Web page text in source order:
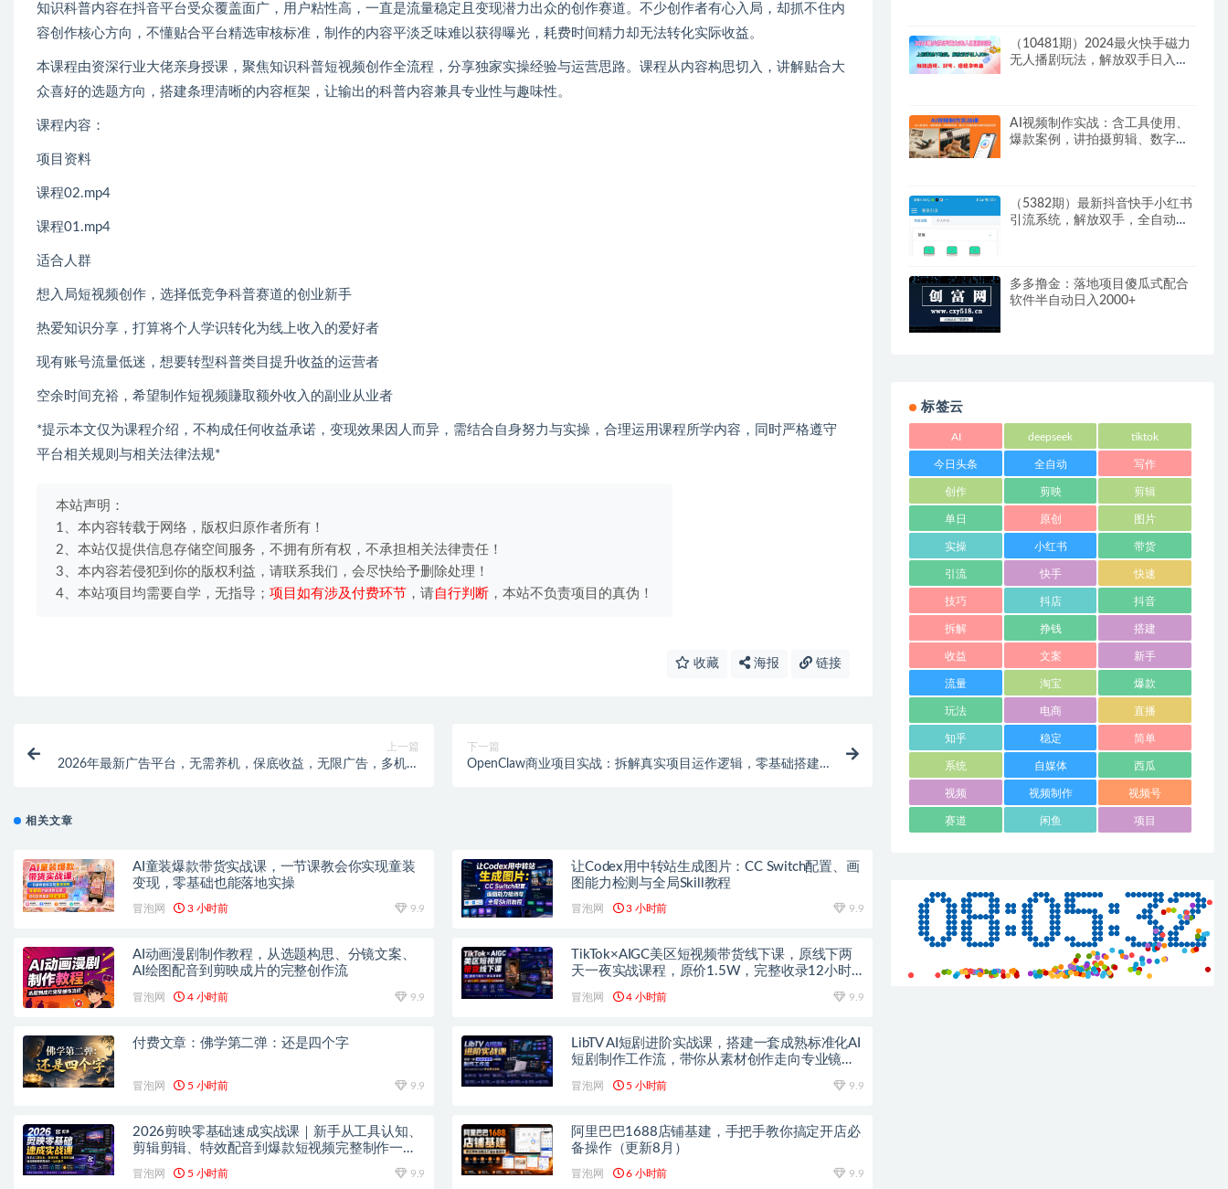
知识科普内容在抖音平台受众覆盖面广，用户粘性高，一直是流量稳定且变现潜力出众的创作赛道。不少创作者有心入局，却抓不住内
容创作核心方向，不懂贴合平台精选审核标准，制作的内容平淡乏味难以获得曝光，耗费时间精力却无法转化实际收益。
本课程由资深行业大佬亲身授课，聚焦知识科普短视频创作全流程，分享独家实操经验与运营思路。课程从内容构思切入，讲解贴合大
众喜好的选题方向，搭建条理清晰的内容框架，让输出的科普内容兼具专业性与趣味性。
课程内容：
项目资料
课程02.mp4
课程01.mp4
适合人群
想入局短视频创作，选择低竞争科普赛道的创业新手
热爱知识分享，打算将个人学识转化为线上收入的爱好者
现有账号流量低迷，想要转型科普类目提升收益的运营者
空余时间充裕，希望制作短视频賺取额外收入的副业从业者
*提示本文仅为课程介绍，不构成任何收益承诺，变现效果因人而异，需结合自身努力与实操，合理运用课程所学内容，同时严格遵守
平台相关规则与相关法律法规*
本站声明：
1、本内容转载于网络，版权归原作者所有！
2、本站仅提供信息存储空间服务，不拥有所有权，不承担相关法律责任！
3、本内容若侵犯到你的版权利益，请联系我们，会尽快给予删除处理！
4、本站项目均需要自学，无指导； 项目如有涉及付费环节 ，请自行判断 ，本站不负责项目的真伪！
收藏 海报 链接
上一篇
2026年最新广告平台，无需养机，保底收益，无限广告，多机操
下一篇
OpenClaw商业项目实战：拆解真实项目运作逻辑，零基础搭建
相关文章
AI童装爆款带货实战课，一节课教会你实现童装
变现，零基础也能落地实操
冒泡网 3 小时前 9.9
让Codex用中转站生成图片：CC Switch配置、画
图能力检测与全局Skill教程
冒泡网 3 小时前 9.9
AI动画漫剧制作教程，从选题构思、分镜文案、
AI绘图配音到剪映成片的完整创作流
冒泡网 4 小时前 9.9
TikTok×AIGC美区短视频带货线下课，原线下两
天一夜实战课程，原价1.5W，完整收录12小时
冒泡网 4 小时前 9.9
付费文章：佛学第二弹：还是四个字
冒泡网 5 小时前 9.9
LibTV AI短剧进阶实战课，搭建一套成熟标准化AI
短剧制作工作流，带你从素材创作走向专业镜头
冒泡网 5 小时前 9.9
2026剪映零基础速成实战课｜新手从工具认知、
剪辑剪辑、特效配音到爆款短视频完整制作一站
冒泡网 5 小时前 9.9
阿里巴巴1688店铺基建，手把手教你搞定开店必
备操作（更新8月）
冒泡网 6 小时前 9.9
（10481期）2024最火快手磁力
无人播剧玩法，解放双手日入
AI视频制作实战：含工具使用、
爆款案例，讲拍摄剪辑、数字人
（5382期）最新抖音快手小红书
引流系统，解放双手，全自动引
多多撸金：落地项目傻瓜式配合
软件半自动日入2000+
标签云
AI deepseek tiktok
今日头条 全自动 写作
创作 剪映 剪辑
单日 原创 图片
实操 小红书 带货
引流 快手 快速
技巧 抖店 抖音
拆解 挣钱 搭建
收益 文案 新手
流量 淘宝 爆款
玩法 电商 直播
知乎 稳定 简单
系统 自媒体 西瓜
视频 视频制作 视频号
赛道 闲鱼 项目